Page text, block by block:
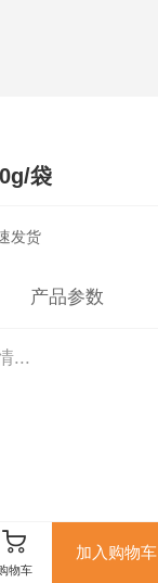
袋
发货
产品参数
...
物车
加入购物车